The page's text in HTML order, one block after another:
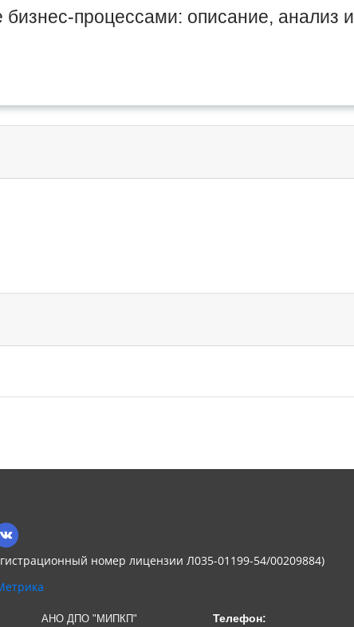
бизнес-процессами: описание, анализ и
номер лицензии Л035-01199-54/00209884)
АНО ДПО "МИПКП" Телефон: